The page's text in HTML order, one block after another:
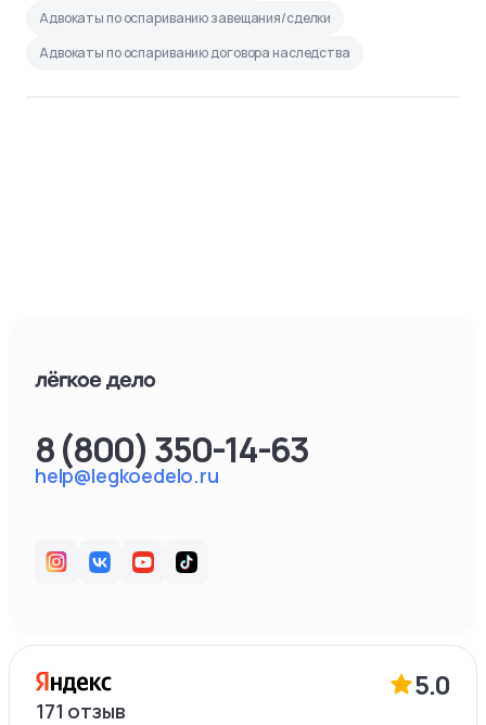
Адвокаты по оспариванию завещания/сделки
Адвокаты по оспариванию договора наследства
help@legkoedelo.ru
8 (800) 350-14-63
5.0
171 отзыв